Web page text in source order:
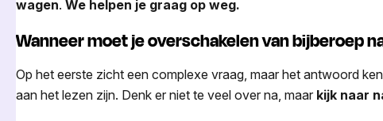
wagen.We helpen je graag op weg.
Wanneer moet je overschakelen van bijberoep
Op het eerste zicht een complexe vraag, maar het antwoord
aan het lezen zijn. Denk er niet te veel over na, maar kijk naar